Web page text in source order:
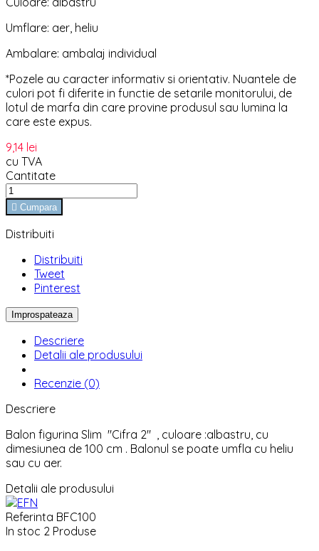
Umflare: aer, heliu
Ambalare: ambalaj individual
*Pozele au caracter informativ si orientativ. Nuantele de
culori pot fi diferite in functie de setarile monitorului, de
lotul de marfa din care provine produsul sau lumina la
care este expus.
9,14 lei
cu TVA
Cantitate
 Cumpara
Distribuiti
Distribuiti
Tweet
Pinterest
Descriere
Detalii ale produsului
Recenzie (0)
Descriere
Balon figurina Slim "Cifra 2" , culoare :albastru, cu
dimesiunea de 100 cm . Balonul se poate umfla cu heliu
sau cu aer.
Detalii ale produsului
Referinta BFC100
In stoc 2 Produse